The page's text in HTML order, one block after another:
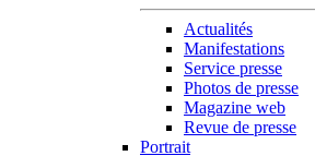
Actualités
Manifestations
Service presse
Photos de presse
Magazine web
Revue de presse
Portrait